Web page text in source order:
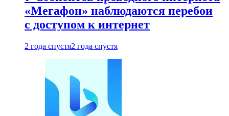
«Мегафон» наблюдаются перебои
с доступом к интернет
2 года спустя2 года спустя